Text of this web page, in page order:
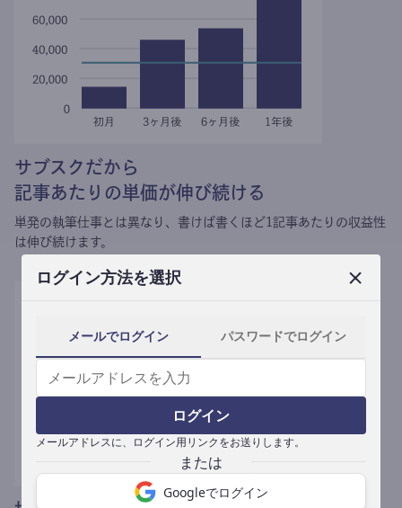
ログイン方法を選択
メールでログイン パスワードでログイン
ログイン
メールアドレスに、ログイン用リンクをお送りします。
Googleでログイン
サブスクだから
記事あたりの単価が伸び続ける
単発の執筆仕事とは異なり、 書けば書くほど1記事あたりの収益性
は伸び続けます。